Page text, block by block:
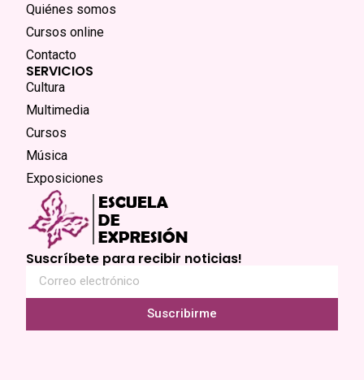
Suscríbete para recibir noticias!
Suscribirme
SERVICIOS
Cultura
Multimedia
Cursos
Música
Exposiciones
Quiénes somos
Cursos online
Contacto